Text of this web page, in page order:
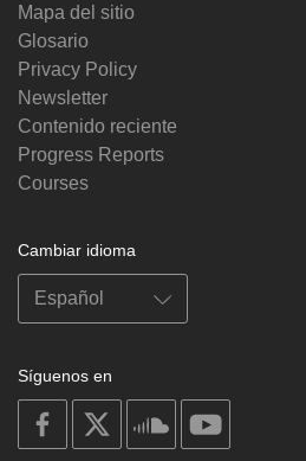
Mapa del sitio
Glosario
Privacy Policy
Newsletter
Contenido reciente
Progress Reports
Courses
Cambiar idioma
Síguenos en
on
facebook
soundcloud